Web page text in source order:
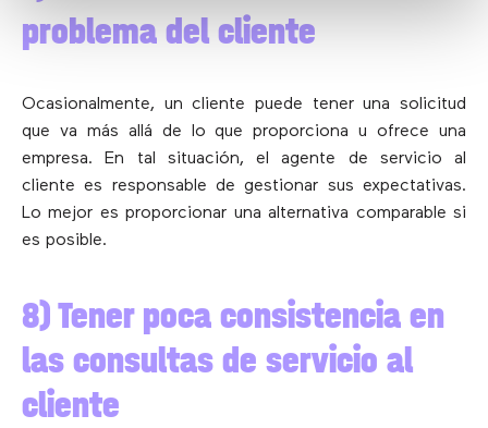
problema del cliente
Ocasionalmente, un cliente puede tener una solicitud
que va más allá de lo que proporciona u ofrece una
empresa. En tal situación, el agente de servicio al
cliente es responsable de gestionar sus expectativas.
Lo mejor es proporcionar una alternativa comparable si
es posible.
8) Tener poca consistencia en
las consultas de servicio al
cliente